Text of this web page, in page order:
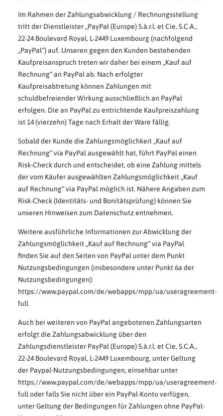
Im Rahmen der Zahlungsabwicklung / Rechnungsstellung
tritt der Dienstleister „PayPal (Europe) S.à.r.l. et Cie, S.C.A.,
22-24 Boulevard Royal, L-2449 Luxembourg (nachfolgend
„PayPal“) auf. Unseren gegen den Kunden bestehenden
Kaufpreisanspruch treten wir daher bei einem „Kauf auf
Rechnung“ an PayPal ab. Nach erfolgter
Kaufpreisabtretung können Zahlungen mit
schuldbefreiender Wirkung ausschließlich an PayPal
erfolgen. Die an PayPal zu entrichtende Kaufpreiszahlung
ist 14 (vierzehn) Tage nach Erhalt der Ware fällig.
Sobald der Kunde die Zahlungsmöglichkeit „Kauf auf
Rechnung“ via PayPal ausgewählt hat, führt PayPal einen
Risk-Check durch und entscheidet, ob eine Zahlung mittels
der vom Käufer ausgewählten Zahlungsmöglichkeit „Kauf
auf Rechnung“ via PayPal möglich ist. Nähere Angaben zum
Risk-Check (Identitäts- und Bonitätsprüfung) können Sie
unseren Hinweisen zum Datenschutz entnehmen.
Weitere ausführliche Informationen zur Abwicklung der
Zahlungsmöglichkeit „Kauf auf Rechnung“ via PayPal
finden Sie auf den Seiten von PayPal unter dem Punkt
Nutzungsbedingungen (insbesondere unter Punkt 6a der
Nutzungsbedingungen):
https://www.paypal.com/de/webapps/mpp/ua/useragreement-
full
Auch bei weiteren von PayPal angebotenen Zahlungsarten
erfolgt die Zahlungsabwicklung über den
Zahlungsdienstleister PayPal (Europe) S.à.r.l. et Cie, S.C.A.,
22-24 Boulevard Royal, L-2449 Luxembourg, unter Geltung
der Paypal-Nutzungsbedingungen, einsehbar unter
https://www.paypal.com/de/webapps/mpp/ua/useragreement-
full oder falls Sie nicht über ein PayPal-Konto verfügen,
unter Geltung der Bedingungen für Zahlungen ohne PayPal-